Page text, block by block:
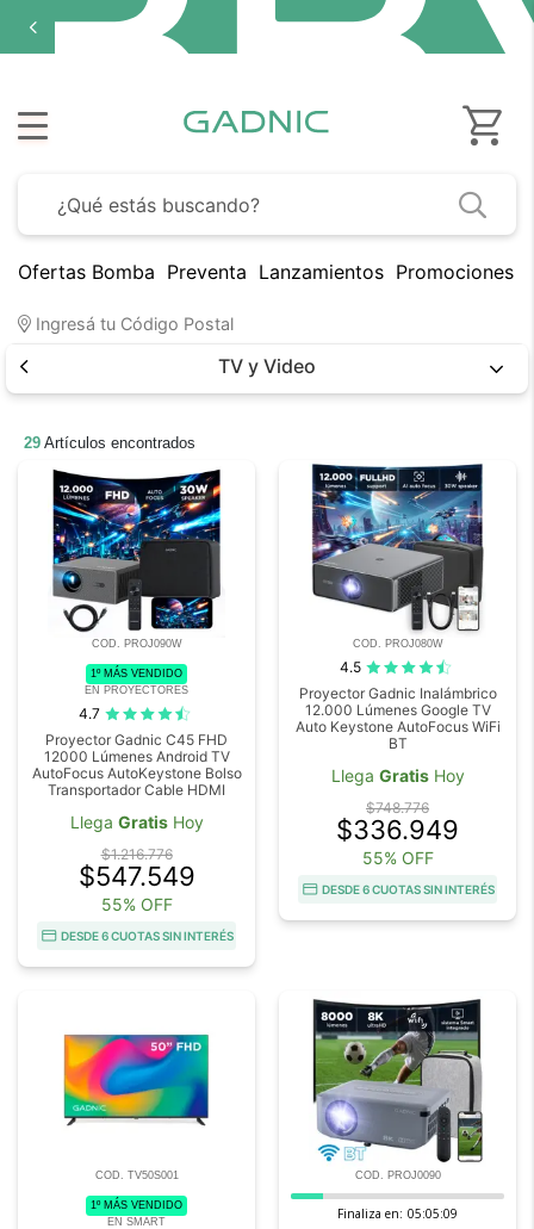
Ofertas Bomba Preventa Lanzamientos Promociones
Ingresá tu Código Postal
TV y Video
29 Artículos encontrados
COD. PROJ090W
1º MÁS VENDIDO
EN PROYECTORES
4.7
Proyector Gadnic C45 FHD
12000 Lúmenes Android TV
AutoFocus AutoKeystone Bolso
Transportador Cable HDMI
Llega GratisHoy
$1.216.776
$547.549
55% OFF
DESDE 6 CUOTAS SIN INTERÉS
COD. PROJ080W
4.5
Proyector Gadnic Inalámbrico
12.000 Lúmenes Google TV
Auto Keystone AutoFocus WiFi
BT
Llega GratisHoy
$748.776
$336.949
55% OFF
DESDE 6 CUOTAS SIN INTERÉS
COD. TV50S001
1º MÁS VENDIDO
EN SMART
COD. PROJ0090
Finaliza en: 05:05:09